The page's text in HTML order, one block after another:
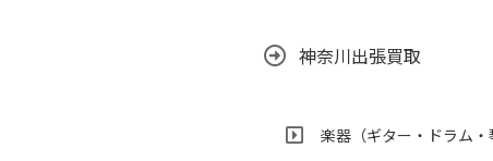
神奈川出張買取
楽器（ギター・ドラム・